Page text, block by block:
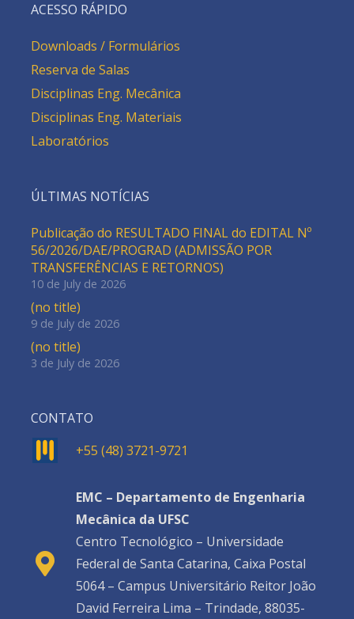
ACESSO RÁPIDO
Downloads / Formulários
Reserva de Salas
Disciplinas Eng. Mecânica
Disciplinas Eng. Materiais
Laboratórios
ÚLTIMAS NOTÍCIAS
Publicação do RESULTADO FINAL do EDITAL Nº
56/2026/DAE/PROGRAD (ADMISSÃO POR
TRANSFERÊNCIAS E RETORNOS)
10 de July de 2026
(no title)
9 de July de 2026
(no title)
3 de July de 2026
CONTATO
+55 (48) 3721-9721
EMC – Departamento de Engenharia
Mecânica da UFSC
Centro Tecnológico – Universidade
Federal de Santa Catarina, Caixa Postal
5064 – Campus Universitário Reitor João
David Ferreira Lima – Trindade, 88035-